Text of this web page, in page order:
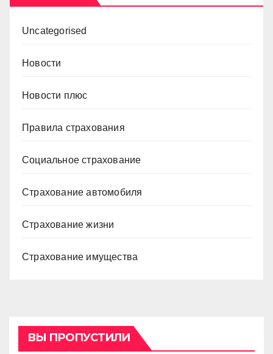
Uncategorised
Новости
Новости плюс
Правила страхования
Социальное страхование
Страхование автомобиля
Страхование жизни
Страхование имущества
ВЫ ПРОПУСТИЛИ